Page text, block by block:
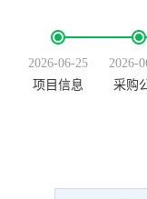
2026-06-25
项目信息
2026-
采购